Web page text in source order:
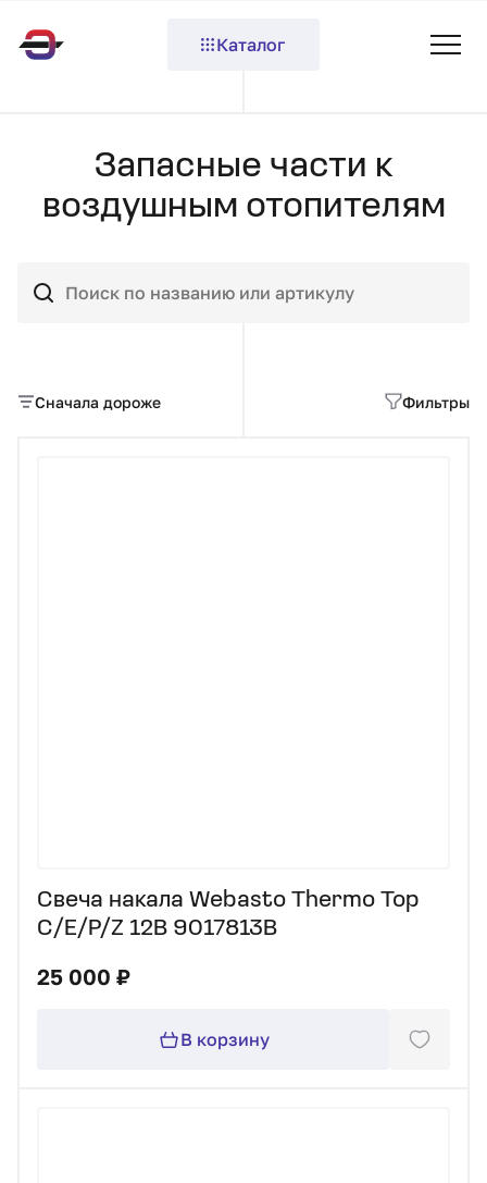
Каталог
Запасные части к
воздушным отопителям
Сначала дороже Фильтры
Свеча накала Webasto Thermo Top
C/E/P/Z 12B 9017813B
25 000 ₽
В корзину